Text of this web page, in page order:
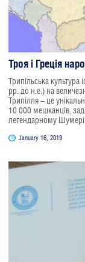
Троя і Греція
Трипільська
рр. до н.е.) на
Трипілля – це
10 000 мешканців,
легендарному
Шумер»
Незабаром, у ІІІ тис.
самими (!) знаками
Гомером місті. Мало
впродовд одного
героїв) Трою
грецький цар
і, нарешті, племена,
January 16, 2019